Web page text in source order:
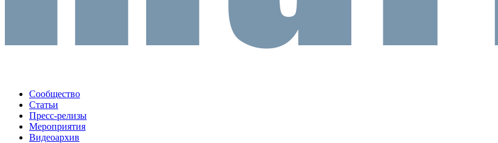
Сообщество
Статьи
Пресс-релизы
Мероприятия
Видеоархив